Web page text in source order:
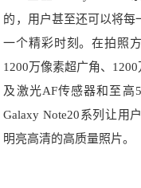
的，用户甚至还可以将每
一个精彩时刻。在拍照
1200万像素超广角、
及激光AF传感器和至高
Galaxy Note20系列让用
明亮高清的高质量照片。